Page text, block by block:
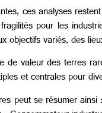
ces analyses
pour les
objectifs variés, des
de valeur des terres
et centrales pour
peut se résumer